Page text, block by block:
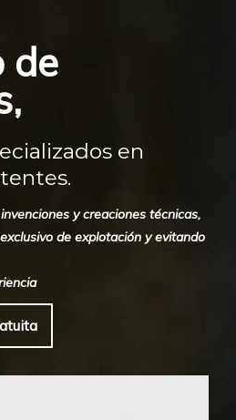
de
en
y creaciones técnicas,
de explotación y evitando